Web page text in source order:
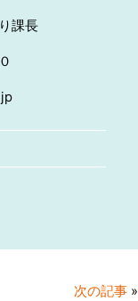
課長
０
次の記事 »